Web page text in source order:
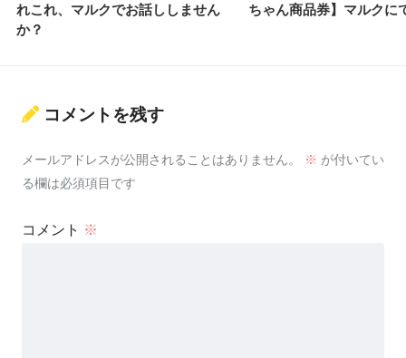
れこれ、マルクでお話ししません
か？
ちゃん商品券】マルクに
コメントを残す
メールアドレスが公開されることはありません。 ※ が付いてい
る欄は必須項目です
コメント ※